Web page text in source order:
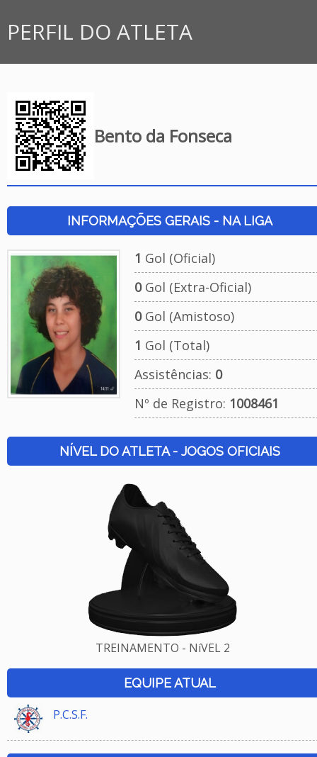
PERFIL DO ATLETA
Bento da Fonseca
INFORMAÇÕES GERAIS - NA LIGA
1 Gol (Oficial)
0Gol (Extra-Oficial)
0Gol (Amistoso)
1 Gol (Total)
Assistências: 0
Nº de Registro: 1008461
NÍVEL DO ATLETA - JOGOS OFICIAIS
TREINAMENTO - NíVEL 2
EQUIPE ATUAL
P.C.S.F.